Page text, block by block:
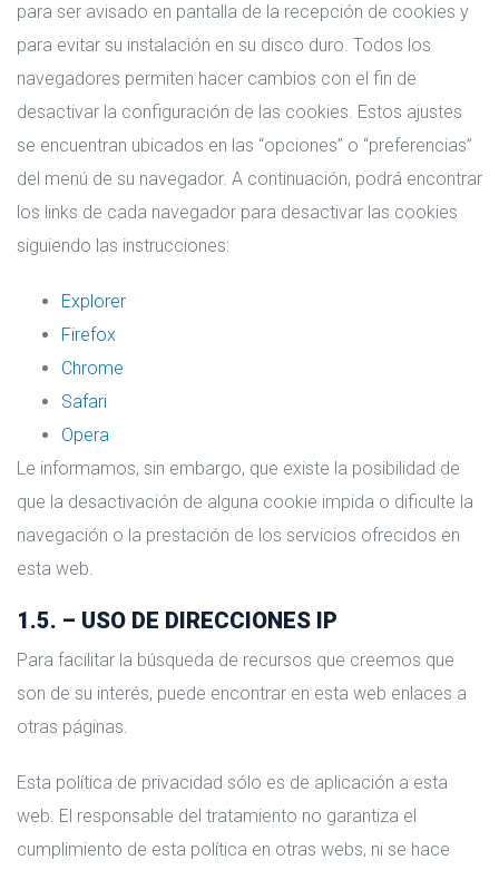
para ser avisado en pantalla de la recepción de cookies y
para evitar su instalación en su disco duro. Todos los
navegadores permiten hacer cambios con el fin de
desactivar la configuración de las cookies. Estos ajustes
se encuentran ubicados en las “opciones” o “preferencias”
del menú de su navegador. A continuación, podrá encontrar
los links de cada navegador para desactivar las cookies
siguiendo las instrucciones:
Explorer
Firefox
Chrome
Safari
Opera
Le informamos, sin embargo, que existe la posibilidad de
que la desactivación de alguna cookie impida o dificulte la
navegación o la prestación de los servicios ofrecidos en
esta web.
1.5. – USO DE DIRECCIONES IP
Para facilitar la búsqueda de recursos que creemos que
son de su interés, puede encontrar en esta web enlaces a
otras páginas.
Esta política de privacidad sólo es de aplicación a esta
web. El responsable del tratamiento no garantiza el
cumplimiento de esta política en otras webs, ni se hace